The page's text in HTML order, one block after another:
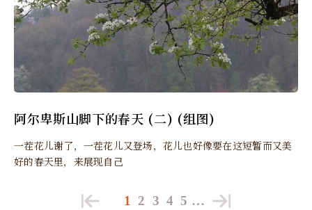
阿尔卑斯山脚下的春天 (二) (组图)
一茬花儿谢了，一茬花儿又登场，花儿也好像要在这短暂而又美
好的春天里，来展现自己
1 2 3 4 5 …